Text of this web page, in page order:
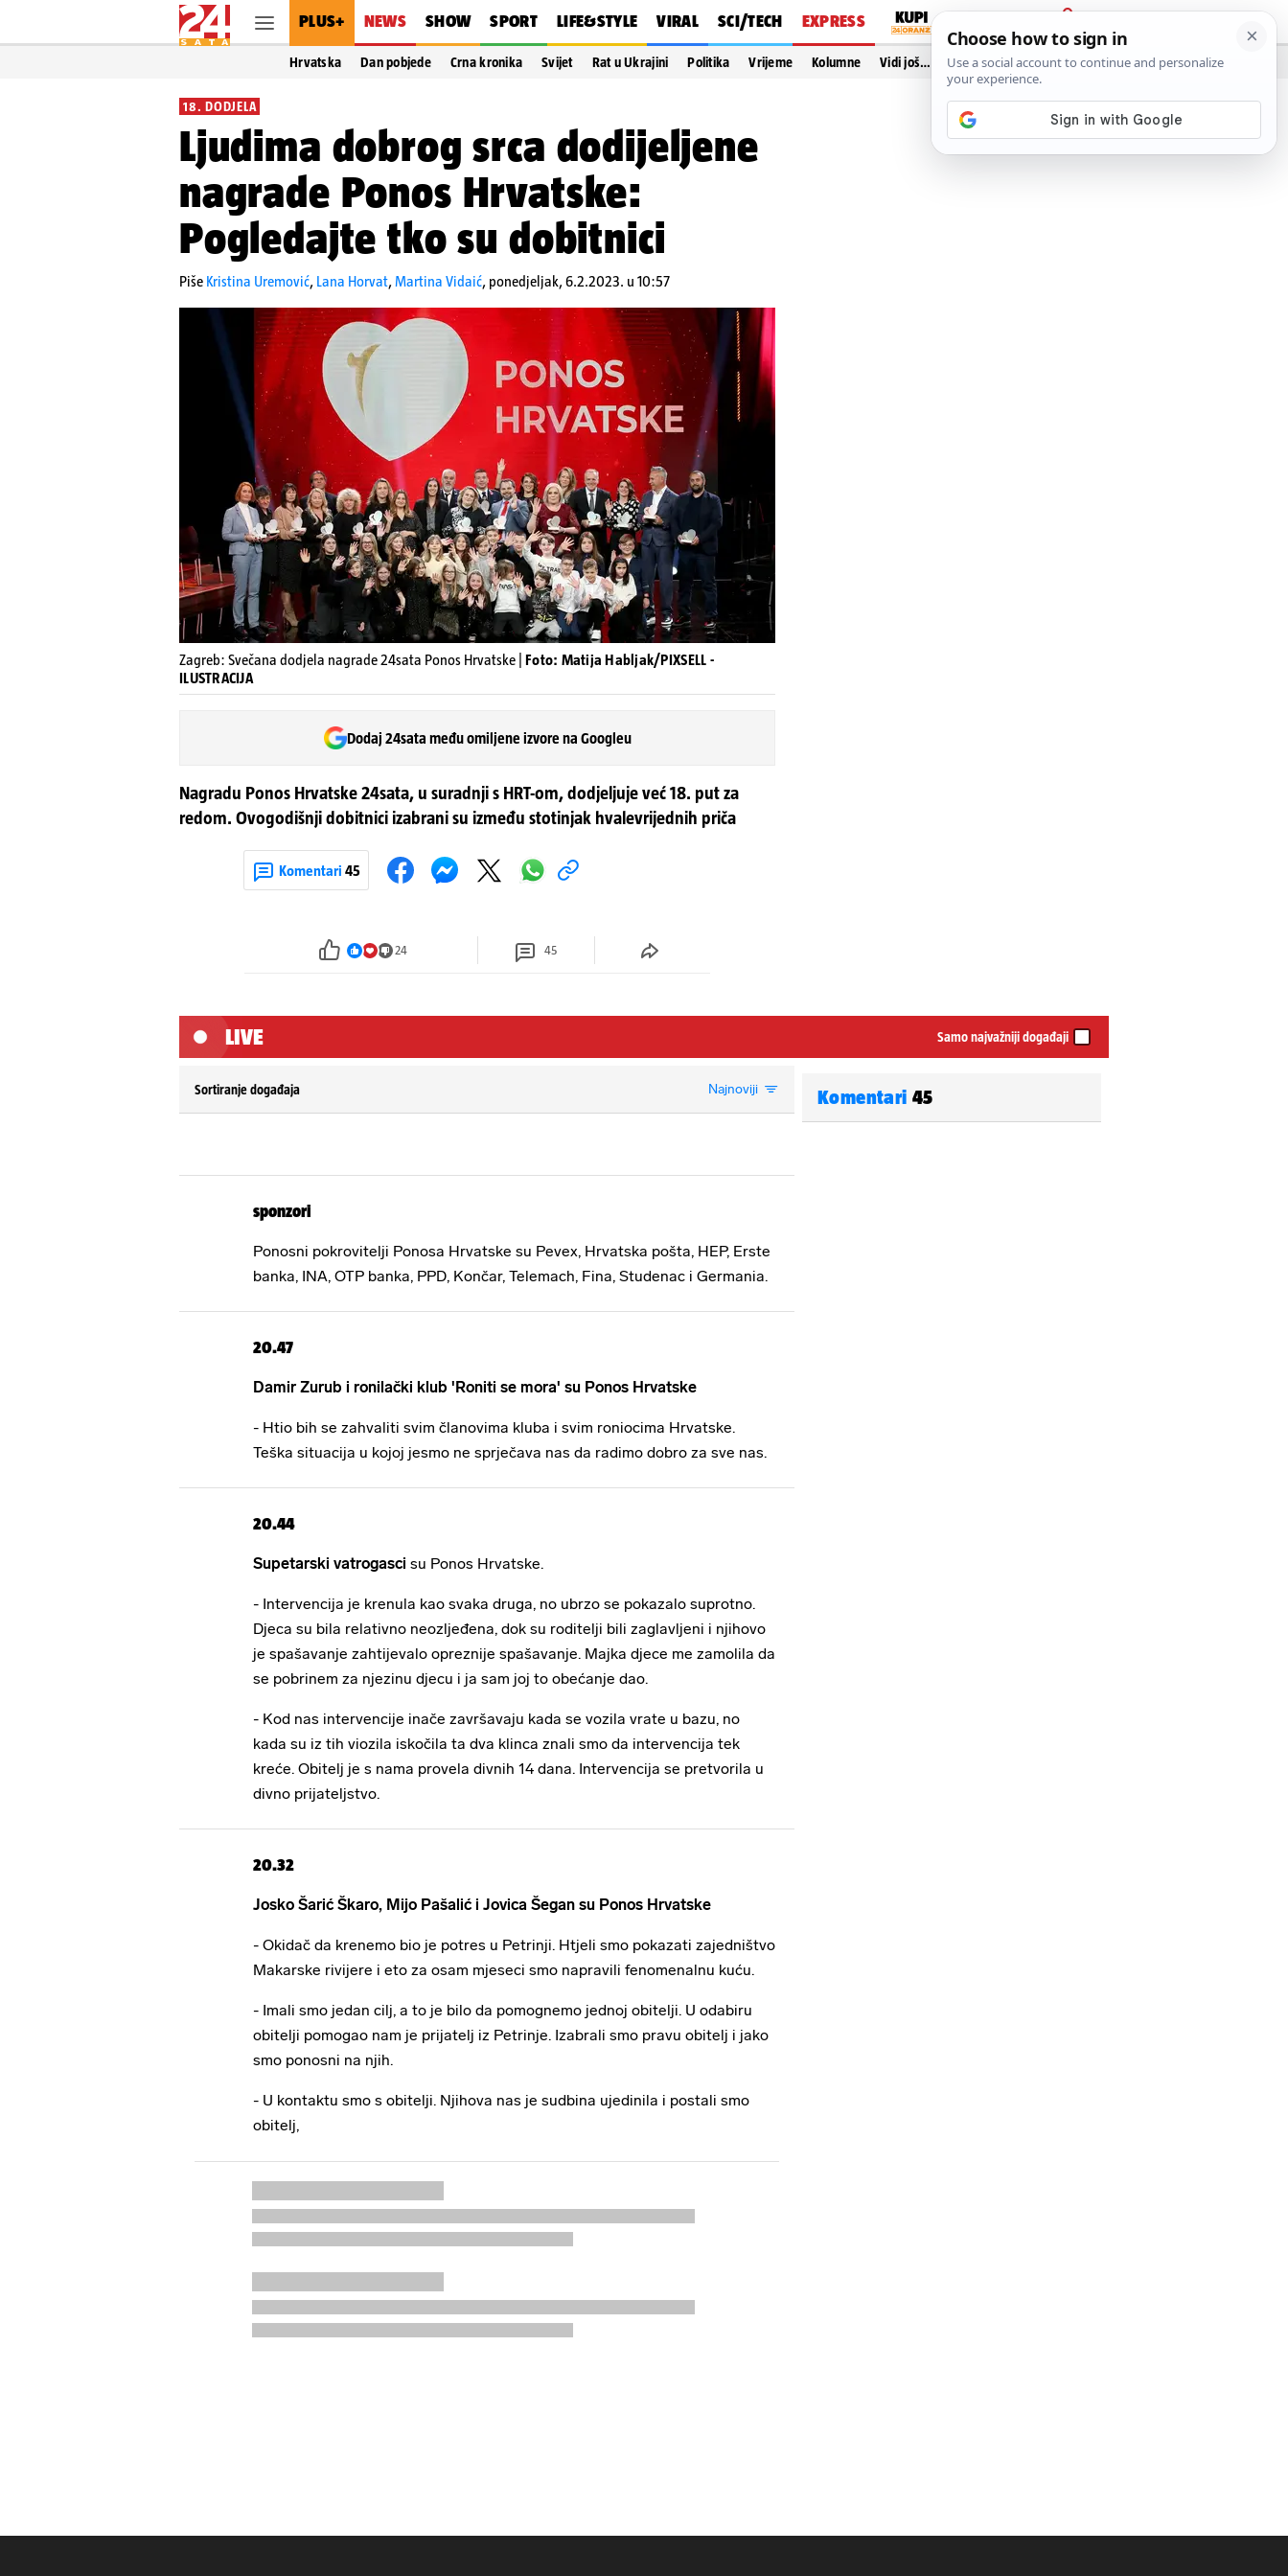
PLUS+ NEWS SHOW SPORT LIFE&STYLE VIRAL SCI/TECH EXPRESS
PRIJAVA
Hrvatska Dan pobjede Crna kronika Svijet Rat u Ukrajini Politika Vrijeme Kolumne Vidi još…
18. DODJELA
Ljudima dobrog srca dodijeljene
nagrade Ponos Hrvatske:
Pogledajte tko su dobitnici
Piše Kristina Uremović, Lana Horvat,Martina Vidaić, ponedjeljak, 6.2.2023. u 10:57
Zagreb: Svečana dodjela nagrade 24sata Ponos Hrvatske | Foto: Matija Habljak/PIXSELL -
ILUSTRACIJA
Dodaj 24sata među omiljene izvore na Googleu
Nagradu Ponos Hrvatske 24sata, u suradnji s HRT-om, dodjeljuje već 18. put za
redom. Ovogodišnji dobitnici izabrani su između stotinjak hvalevrijednih priča
Komentari 45
24 45
LIVE Samo najvažniji događaji
Sortiranje događaja Najnoviji
sponzori
Ponosni pokrovitelji Ponosa Hrvatske su Pevex, Hrvatska pošta, HEP, Erste
banka, INA, OTP banka, PPD, Končar, Telemach, Fina, Studenac i Germania.
20.47
Damir Zurub i ronilački klub 'Roniti se mora' su Ponos Hrvatske
- Htio bih se zahvaliti svim članovima kluba i svim roniocima Hrvatske.
Teška situacija u kojoj jesmo ne sprječava nas da radimo dobro za sve nas.
20.44
Supetarski vatrogasci su Ponos Hrvatske.
- Intervencija je krenula kao svaka druga, no ubrzo se pokazalo suprotno.
Djeca su bila relativno neozljeđena, dok su roditelji bili zaglavljeni i njihovo
je spašavanje zahtijevalo opreznije spašavanje. Majka djece me zamolila da
se pobrinem za njezinu djecu i ja sam joj to obećanje dao.
- Kod nas intervencije inače završavaju kada se vozila vrate u bazu, no
kada su iz tih viozila iskočila ta dva klinca znali smo da intervencija tek
kreće. Obitelj je s nama provela divnih 14 dana. Intervencija se pretvorila u
divno prijateljstvo.
20.32
Josko Šarić Škaro, Mijo Pašalić i Jovica Šegan su Ponos Hrvatske
- Okidač da krenemo bio je potres u Petrinji. Htjeli smo pokazati zajedništvo
Makarske rivijere i eto za osam mjeseci smo napravili fenomenalnu kuću.
- Imali smo jedan cilj, a to je bilo da pomognemo jednoj obitelji. U odabiru
obitelji pomogao nam je prijatelj iz Petrinje. Izabrali smo pravu obitelj i jako
smo ponosni na njih.
- U kontaktu smo s obitelji. Njihova nas je sudbina ujedinila i postali smo
obitelj,
Komentari 45